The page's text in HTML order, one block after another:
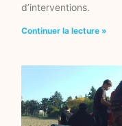
d’interventions.
Continuer la lecture »